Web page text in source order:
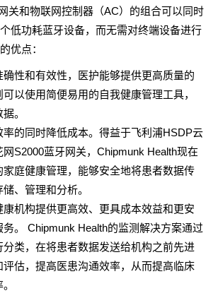
关和物联网控制器（AC）的组合可以同时
低功耗蓝牙设备，而无需对终端设备进行
优点：
确性和有效性，医护能够提供更高质量的
以使用简便易用的自我健康管理工具，
。
率的同时降低成本。得益于飞利浦HSDP云
S2000蓝牙网关，Chipmunk Health现在
庭健康管理，能够安全地将患者数据传
、管理和分析。
康机构提供更高效、更具成本效益和更安
。 Chipmunk Health的监测解决方案通过
分类，在将患者数据发送给机构之前先进
估，提高医患沟通效率，从而提高临床